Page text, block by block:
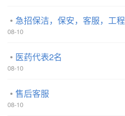
急招保洁，保安，客服，工程
08-10
医药代表2名
08-10
售后客服
08-10